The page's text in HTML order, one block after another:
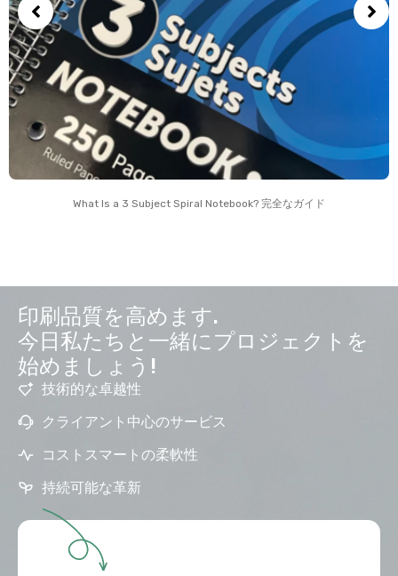
What Is a 3 Subject Spiral Notebook? 完全なガイド
印刷品質を高めます.
今日私たちと一緒にプロジェクトを
始めましょう!
技術的な卓越性
クライアント中心のサービス
コストスマートの柔軟性
持続可能な革新